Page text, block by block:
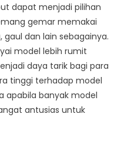
dapat menjadi pilihan
gemar memakai
dan lain sebagainya.
model lebih rumit
daya tarik bagi para
tinggi terhadap model
apabila banyak model
antusias untuk